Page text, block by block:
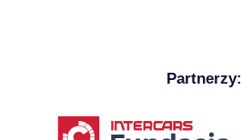
Partnerzy: